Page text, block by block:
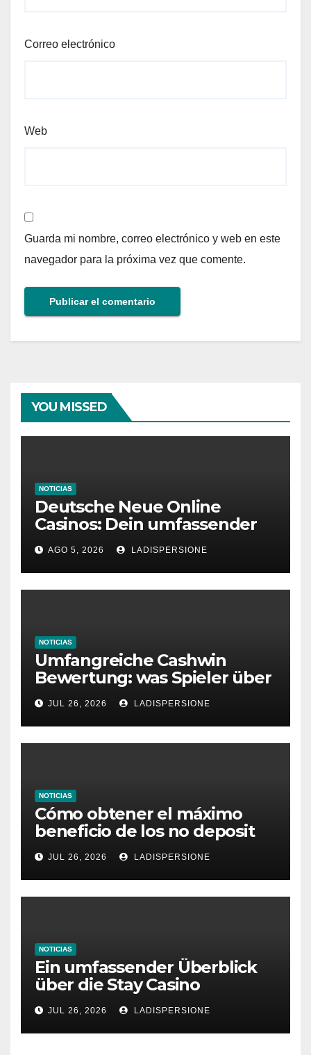
Correo electrónico
Web
Guarda mi nombre, correo electrónico y web en este
navegador para la próxima vez que comente.
YOU MISSED
NOTICIAS
Deutsche Neue Online
Casinos: Dein umfassender
Ratgeber für moderne
Glücksspielplattformen
AGO 5, 2026 LADISPERSIONE
NOTICIAS
Umfangreiche Cashwin
Bewertung: was Spieler über
dieses Casino denken
JUL 26, 2026 LADISPERSIONE
NOTICIAS
Cómo obtener el máximo
beneficio de los no deposit
bonus codes de roby casino
JUL 26, 2026 LADISPERSIONE
NOTICIAS
Ein umfassender Überblick
über die Stay Casino
Bonusbedingungen
JUL 26, 2026 LADISPERSIONE